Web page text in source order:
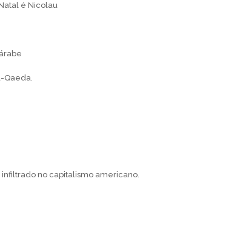
é Nicolau
Qaeda.
infiltrado no capitalismo americano.